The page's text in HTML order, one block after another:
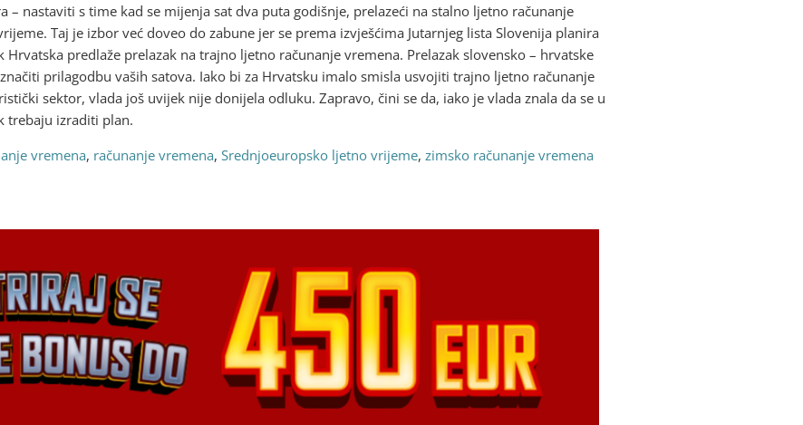
nastaviti s time kad se mijenja sat dva puta godišnje, prelazeći na stalno ljetno računanje
Taj je izbor već doveo do zabune jer se prema izvješćima Jutarnjeg lista Slovenija planira
predlaže prelazak na trajno ljetno računanje vremena. Prelazak slovensko – hrvatske
prilagodbu vaših satova. Iako bi za Hrvatsku imalo smisla usvojiti trajno ljetno računanje
sektor, vlada još uvijek nije donijela odluku. Zapravo, čini se da, iako je vlada znala da se u
trebaju izraditi plan.
vremena, računanje vremena, Srednjoeuropsko ljetno vrijeme, zimsko računanje vremena